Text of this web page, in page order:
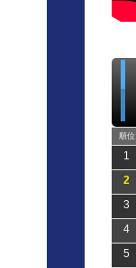
順位
1
2
3
4
5